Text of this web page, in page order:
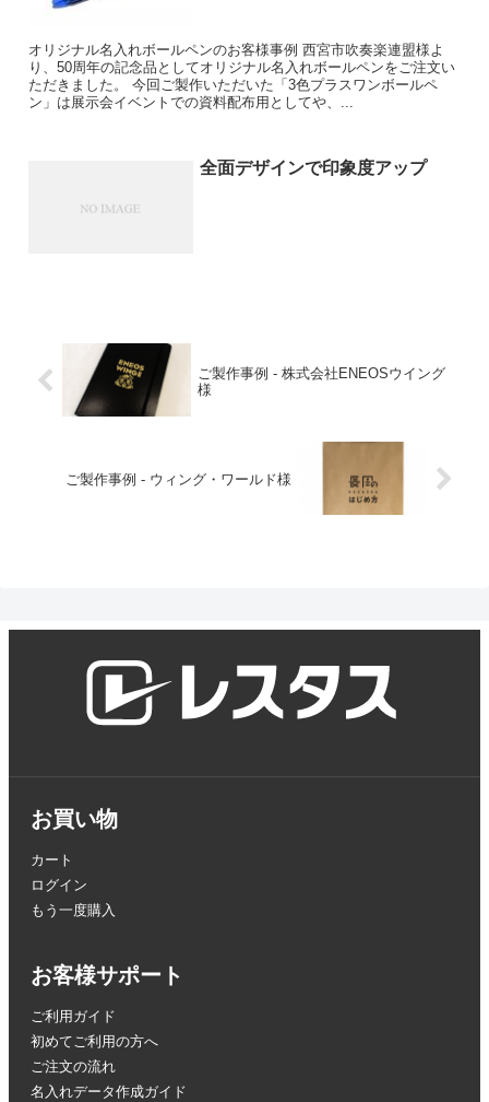
オリジナル名入れボールペンのお客様事例 西宮市吹奏楽連盟様よ
り、50周年の記念品としてオリジナル名入れボールペンをご注文い
ただきました。 今回ご製作いただいた「3色プラスワンボールペ
ン」は展示会イベントでの資料配布用としてや、...
全面デザインで印象度アップ
ご製作事例 - 株式会社ENEOSウイング
様
ご製作事例 - ウィング・ワールド様
お買い物
カート
ログイン
もう一度購入
お客様サポート
ご利用ガイド
初めてご利用の方へ
ご注文の流れ
名入れデータ作成ガイド